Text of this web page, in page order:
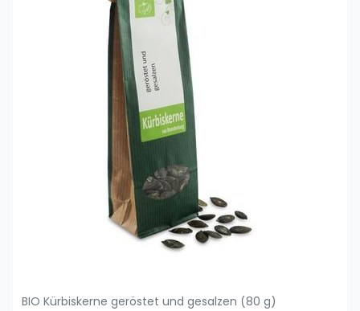
BIO Kürbiskerne geröstet und gesalzen (80 g)